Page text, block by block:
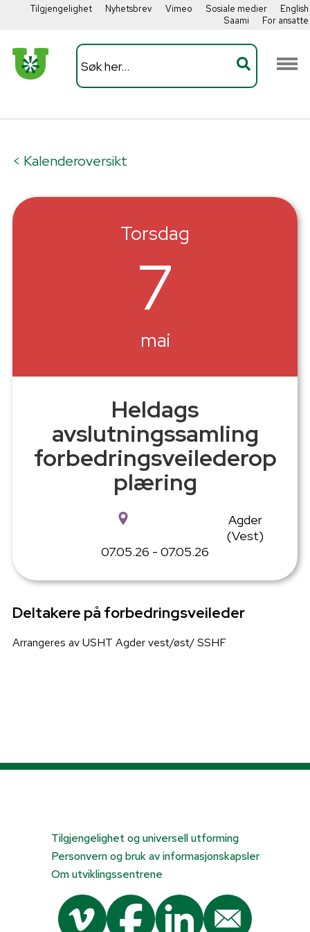
Tilgjengelighet Nyhetsbrev Vimeo Sosiale medier
English
Saami
For ansatte
< Kalenderoversikt
Torsdag
7
mai
Heldags
avslutningssamling
forbedringsveilederop
plæring
Agder
(Vest)
07.05.26 - 07.05.26
Deltakere på forbedringsveileder
Arrangeres av USHT Agder vest/øst/ SSHF
Tilgjengelighet og universell utforming
Personvern og bruk av informasjonskapsler
Om utviklingssentrene